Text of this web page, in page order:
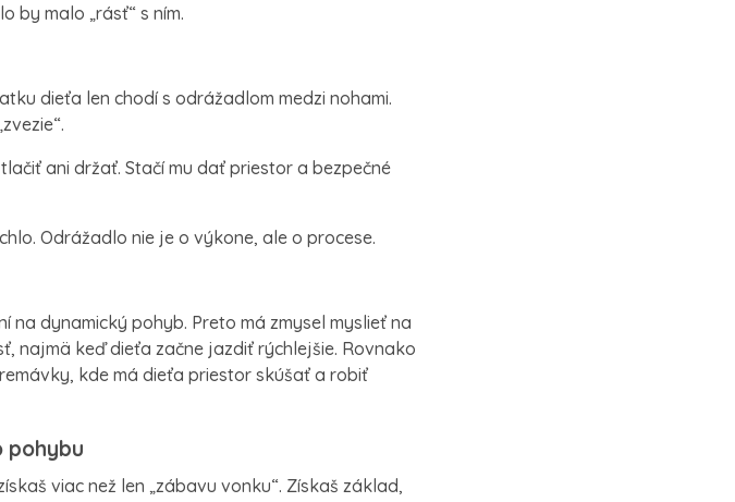
by malo „rásť“ s ním.
dieťa len chodí s odrážadlom medzi nohami.
ani držať. Stačí mu dať priestor a bezpečné
Odrážadlo nie je o výkone, ale o procese.
dynamický pohyb. Preto má zmysel myslieť na
najmä keď dieťa začne jazdiť rýchlejšie. Rovnako
kde má dieťa priestor skúšať a robiť
pohybu
viac než len „zábavu vonku“. Získaš základ,